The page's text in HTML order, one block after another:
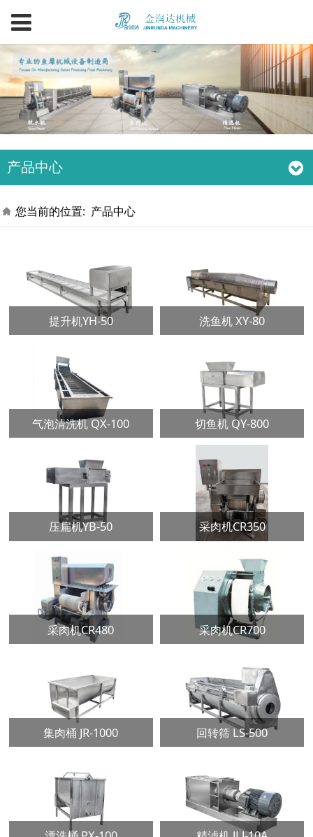
产品中心
您当前的位置: 产品中心
提升机YH-50 洗鱼机 XY-80
气泡清洗机 QX-100 切鱼机 QY-800
压扁机YB-50 采肉机CR350
采肉机CR480 采肉机CR700
集肉桶 JR-1000 回转筛 LS-500